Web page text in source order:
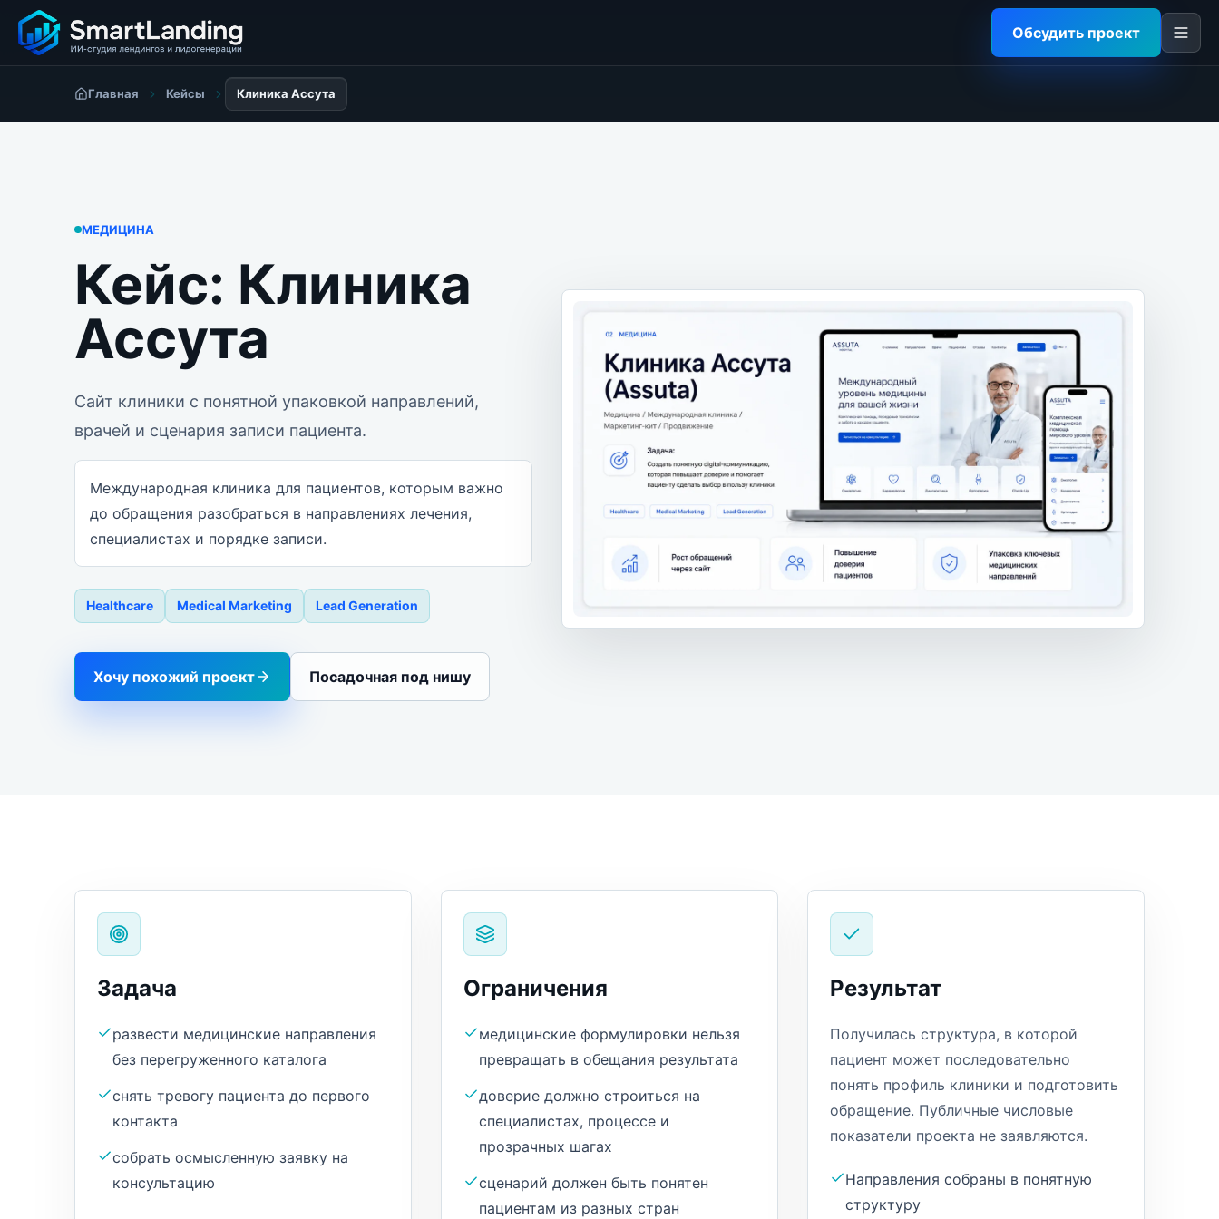
Обсудить проект
Главная Кейсы Клиника Ассута
МЕДИЦИНА
Кейс: Клиника
Ассута
Сайт клиники с понятной упаковкой направлений,
врачей и сценария записи пациента.
Международная клиника для пациентов, которым важно
до обращения разобраться в направлениях лечения,
специалистах и порядке записи.
Healthcare Medical Marketing Lead Generation
Хочу похожий проект Посадочная под нишу
Задача
развести медицинские направления
без перегруженного каталога
снять тревогу пациента до первого
контакта
собрать осмысленную заявку на
консультацию
Ограничения
медицинские формулировки нельзя
превращать в обещания результата
доверие должно строиться на
специалистах, процессе и
прозрачных шагах
сценарий должен быть понятен
пациентам из разных стран
Результат
Получилась структура, в которой
пациент может последовательно
понять профиль клиники и подготовить
обращение. Публичные числовые
показатели проекта не заявляются.
Направления собраны в понятную
структуру